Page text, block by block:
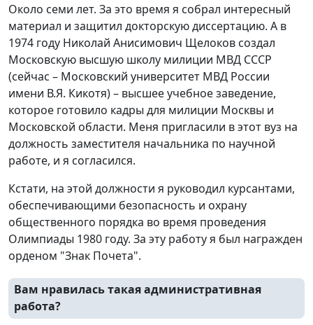
Около семи лет. За это время я собрал интересный
материал и защитил докторскую диссертацию. А в
1974 году Николай Анисимович Щелоков создал
Московскую высшую школу милиции МВД СССР
(сейчас – Московский университет МВД России
имени В.Я. Кикотя) – высшее учебное заведение,
которое готовило кадры для милиции Москвы и
Московской области. Меня пригласили в этот вуз на
должность заместителя начальника по научной
работе, и я согласился.
Кстати, на этой должности я руководил курсантами,
обеспечивающими безопасность и охрану
общественного порядка во время проведения
Олимпиады 1980 году. За эту работу я был награжден
орденом "Знак Почета".
Вам нравилась такая административная
работа?